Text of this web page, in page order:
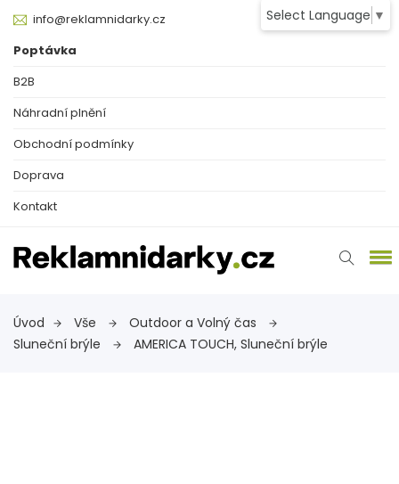
Select Language ▼
info@reklamnidarky.cz
Poptávka
B2B
Náhradní plnění
Obchodní podmínky
Doprava
Kontakt
Úvod Vše
Outdoor a Volný čas
Sluneční brýle
AMERICA TOUCH, Sluneční brýle